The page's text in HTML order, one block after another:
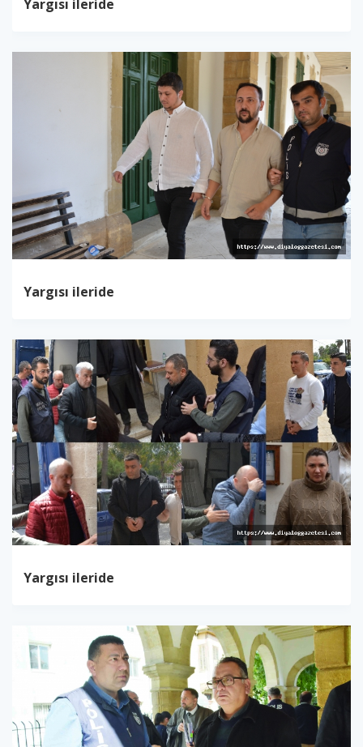
Yargısı ileride
Yargısı ileride
Yargısı ileride